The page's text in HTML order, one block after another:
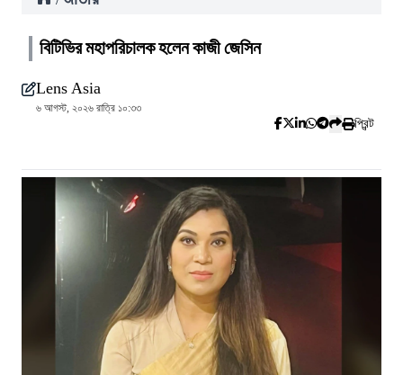
বিটিভির মহাপরিচালক হলেন কাজী জেসিন
Lens Asia
৬ আগস্ট, ২০২৬ রাত্রি ১০:৩৩
প্রিন্ট